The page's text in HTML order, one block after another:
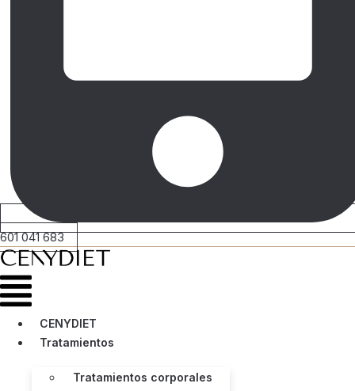
601 041 683
Menú
CENYDIET
Tratamientos
Tratamientos corporales